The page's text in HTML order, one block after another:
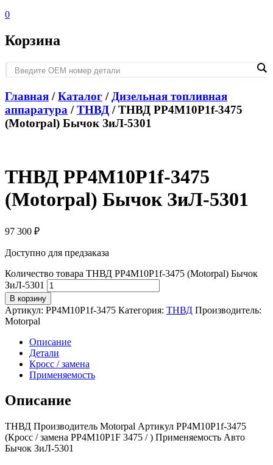
0
Корзина
Главная /Каталог / Дизельная топливная
аппаратура /ТНВД / ТНВД PP4M10P1f-3475
(Motorpal) Бычок ЗиЛ-5301
ТНВД PP4M10P1f-3475
(Motorpal) Бычок ЗиЛ-5301
97 300 ₽
Доступно для предзаказа
Количество товара ТНВД PP4M10P1f-3475 (Motorpal) Бычок
ЗиЛ-5301
В корзину
Артикул: PP4M10P1f-3475 Категория: ТНВД Производитель:
Motorpal
Описание
Детали
Кросс / замена
Применяемость
Описание
ТНВД Производитель Motorpal Артикул PP4M10P1f-3475
(Кросс / замена PP4M10P1F 3475 / ) Применяемость Авто
Бычок ЗиЛ-5301